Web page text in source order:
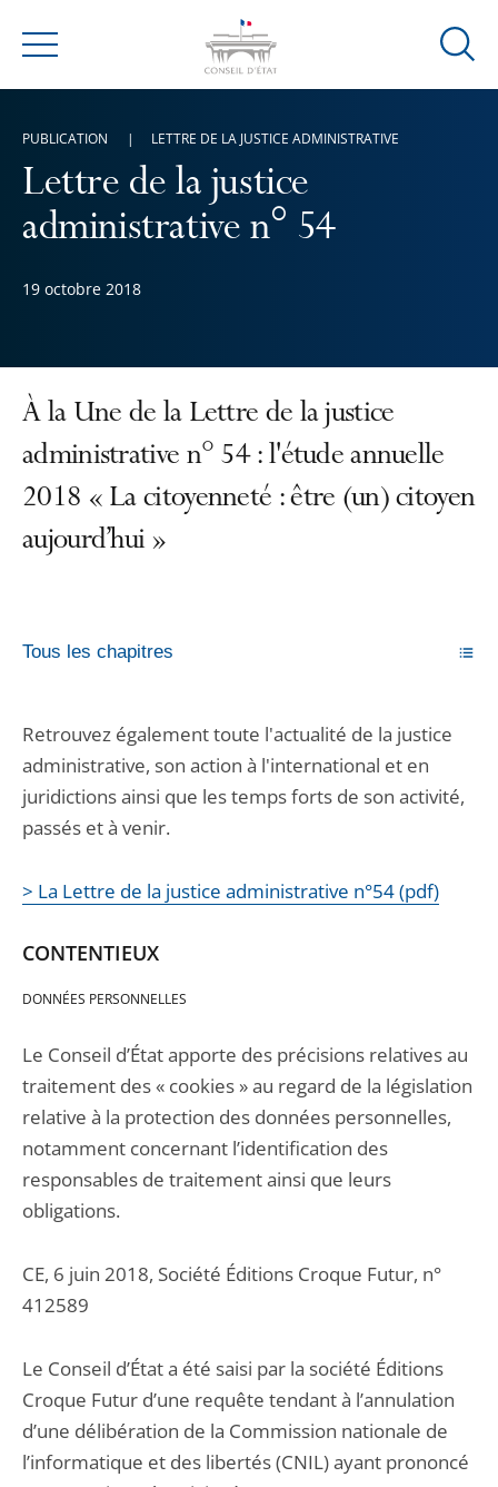
Menu
Ouvrir
Lettre de la justice
administrative n° 54
19 octobre 2018
PUBLICATION LETTRE DE LA JUSTICE ADMINISTRATIVE
À la Une de la Lettre de la justice
administrative n° 54 : l'étude annuelle
2018 « La citoyenneté : être (un) citoyen
aujourd’hui »
Tous les chapitres
Retrouvez également toute l'actualité de la justice
administrative, son action à l'international et en
juridictions ainsi que les temps forts de son activité,
passés et à venir.
> La Lettre de la justice administrative n°54 (pdf)
CONTENTIEUX
DONNÉES PERSONNELLES
Le Conseil d’État apporte des précisions relatives au
traitement des « cookies » au regard de la législation
relative à la protection des données personnelles,
notamment concernant l’identification des
responsables de traitement ainsi que leurs
obligations.
CE, 6 juin 2018, Société Éditions Croque Futur, n°
412589
Le Conseil d’État a été saisi par la société Éditions
Croque Futur d’une requête tendant à l’annulation
d’une délibération de la Commission nationale de
l’informatique et des libertés (CNIL) ayant prononcé